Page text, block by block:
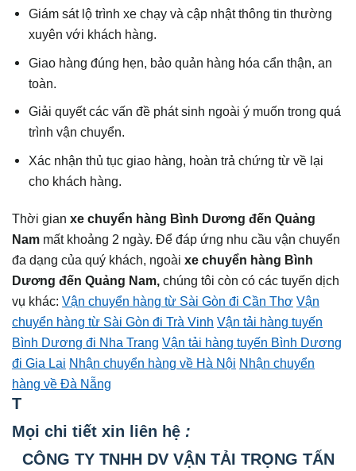
Giám sát lộ trình xe chạy và cập nhật thông tin thường
xuyên với khách hàng.
Giao hàng đúng hẹn, bảo quản hàng hóa cẩn thận, an
toàn.
Giải quyết các vấn đề phát sinh ngoài ý muốn trong quá
trình vận chuyển.
Xác nhận thủ tục giao hàng, hoàn trả chứng từ về lại
cho khách hàng.
Thời gian xe chuyển hàng Bình Dương đến Quảng
Nam mất khoảng 2 ngày. Để đáp ứng nhu cầu vận chuyển
đa dạng của quý khách, ngoài xe chuyển hàng Bình
Dương đến Quảng Nam, chúng tôi còn có các tuyến dịch
vụ khác: Vận chuyển hàng từ Sài Gòn đi Cần Thơ Vận
chuyển hàng từ Sài Gòn đi Trà Vinh Vận tải hàng tuyến
Bình Dương đi Nha Trang Vận tải hàng tuyến Bình Dương
đi Gia Lai Nhận chuyển hàng về Hà Nội Nhận chuyển
hàng về Đà Nẵng
T
Mọi chi tiết xin liên hệ :
CÔNG TY TNHH DV VẬN TẢI TRỌNG TẤN